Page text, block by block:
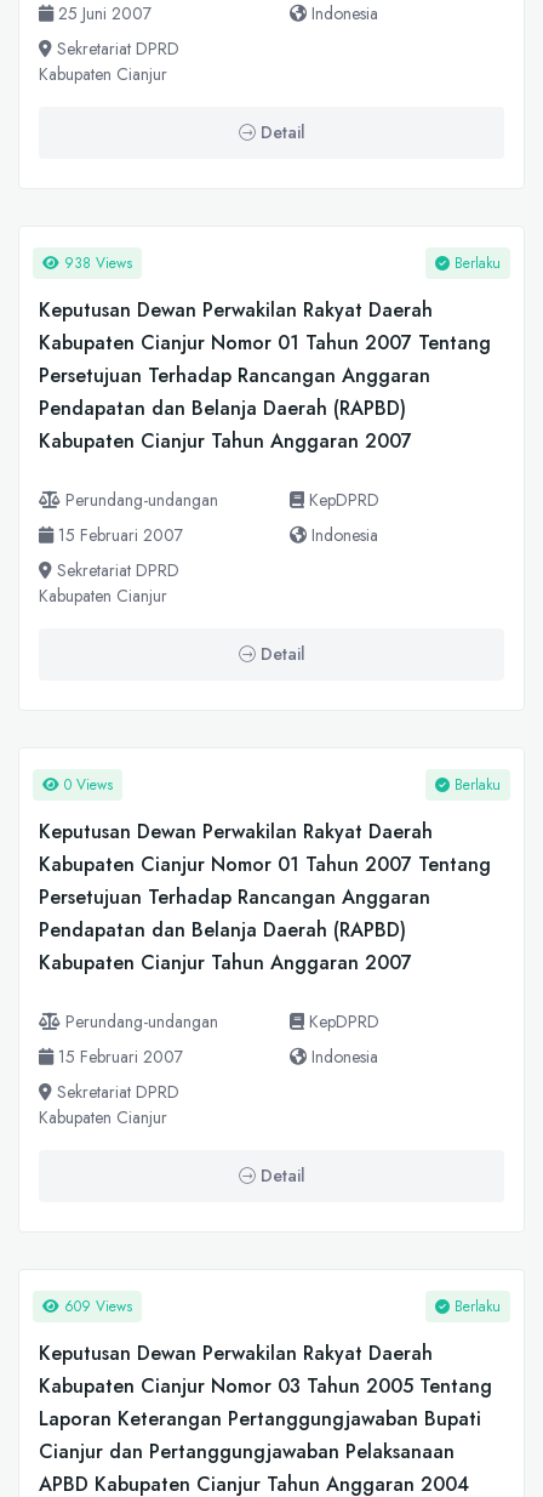
25 Juni 2007
Indonesia
Sekretariat DPRD
Kabupaten Cianjur
Detail
938 Views Berlaku
Keputusan Dewan Perwakilan Rakyat Daerah
Kabupaten Cianjur Nomor 01 Tahun 2007 Tentang
Persetujuan Terhadap Rancangan Anggaran
Pendapatan dan Belanja Daerah (RAPBD)
Kabupaten Cianjur Tahun Anggaran 2007
Perundang-undangan
KepDPRD
15 Februari 2007
Indonesia
Sekretariat DPRD
Kabupaten Cianjur
Detail
0 Views Berlaku
Keputusan Dewan Perwakilan Rakyat Daerah
Kabupaten Cianjur Nomor 01 Tahun 2007 Tentang
Persetujuan Terhadap Rancangan Anggaran
Pendapatan dan Belanja Daerah (RAPBD)
Kabupaten Cianjur Tahun Anggaran 2007
Perundang-undangan
KepDPRD
15 Februari 2007
Indonesia
Sekretariat DPRD
Kabupaten Cianjur
Detail
609 Views Berlaku
Keputusan Dewan Perwakilan Rakyat Daerah
Kabupaten Cianjur Nomor 03 Tahun 2005 Tentang
Laporan Keterangan Pertanggungjawaban Bupati
Cianjur dan Pertanggungjawaban Pelaksanaan
APBD Kabupaten Cianjur Tahun Anggaran 2004